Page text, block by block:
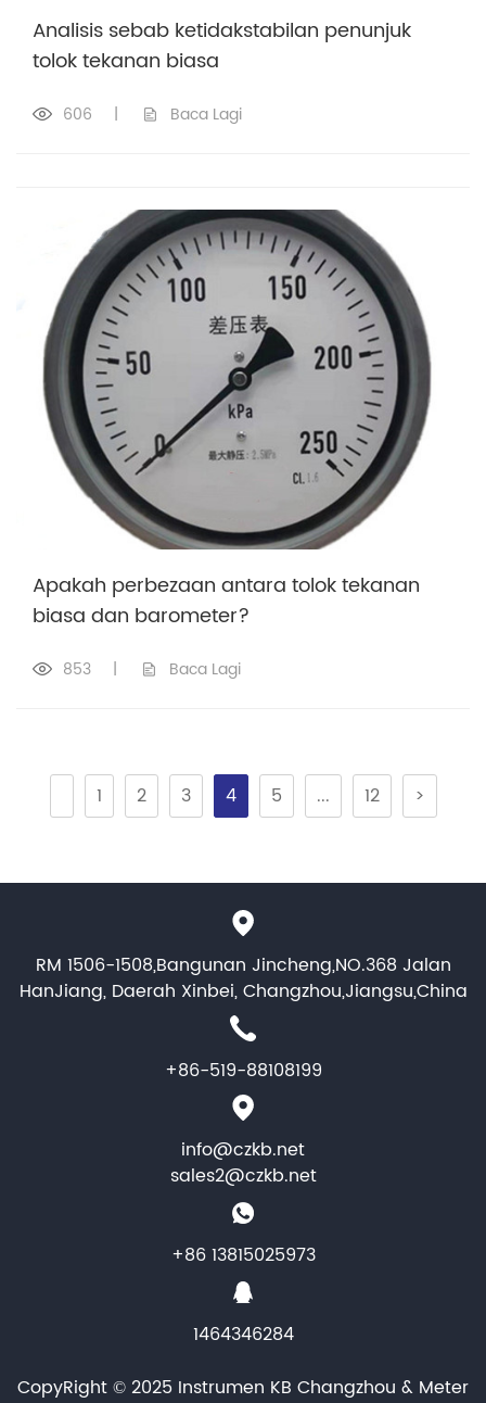
Analisis sebab ketidakstabilan penunjuk
tolok tekanan biasa
606 | Baca Lagi
Apakah perbezaan antara tolok tekanan
biasa dan barometer?
853 | Baca Lagi
1 2 3 4 5 ... 12 >
RM 1506-1508,Bangunan Jincheng,NO.368 Jalan
HanJiang, Daerah Xinbei, Changzhou,Jiangsu,China
+86-519-88108199
info@czkb.net
sales2@czkb.net
+86 13815025973
1464346284
CopyRight © 2025 Instrumen KB Changzhou & Meter